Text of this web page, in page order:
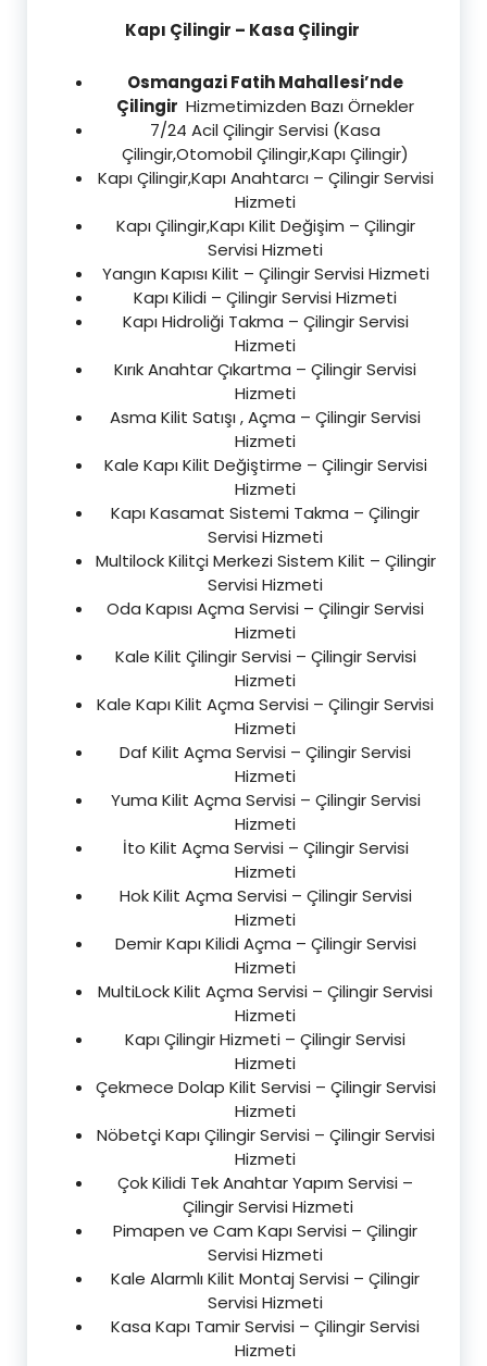
Kapı Çilingir – Kasa Çilingir
Osmangazi Fatih Mahallesi’nde
Çilingir Hizmetimizden Bazı Örnekler
7/24 Acil Çilingir Servisi (Kasa
Çilingir,Otomobil Çilingir,Kapı Çilingir)
Kapı Çilingir,Kapı Anahtarcı – Çilingir Servisi
Hizmeti
Kapı Çilingir,Kapı Kilit Değişim – Çilingir
Servisi Hizmeti
Yangın Kapısı Kilit – Çilingir Servisi Hizmeti
Kapı Kilidi – Çilingir Servisi Hizmeti
Kapı Hidroliği Takma – Çilingir Servisi
Hizmeti
Kırık Anahtar Çıkartma – Çilingir Servisi
Hizmeti
Asma Kilit Satışı , Açma – Çilingir Servisi
Hizmeti
Kale Kapı Kilit Değiştirme – Çilingir Servisi
Hizmeti
Kapı Kasamat Sistemi Takma – Çilingir
Servisi Hizmeti
Multilock Kilitçi Merkezi Sistem Kilit – Çilingir
Servisi Hizmeti
Oda Kapısı Açma Servisi – Çilingir Servisi
Hizmeti
Kale Kilit Çilingir Servisi – Çilingir Servisi
Hizmeti
Kale Kapı Kilit Açma Servisi – Çilingir Servisi
Hizmeti
Daf Kilit Açma Servisi – Çilingir Servisi
Hizmeti
Yuma Kilit Açma Servisi – Çilingir Servisi
Hizmeti
İto Kilit Açma Servisi – Çilingir Servisi
Hizmeti
Hok Kilit Açma Servisi – Çilingir Servisi
Hizmeti
Demir Kapı Kilidi Açma – Çilingir Servisi
Hizmeti
MultiLock Kilit Açma Servisi – Çilingir Servisi
Hizmeti
Kapı Çilingir Hizmeti – Çilingir Servisi
Hizmeti
Çekmece Dolap Kilit Servisi – Çilingir Servisi
Hizmeti
Nöbetçi Kapı Çilingir Servisi – Çilingir Servisi
Hizmeti
Çok Kilidi Tek Anahtar Yapım Servisi –
Çilingir Servisi Hizmeti
Pimapen ve Cam Kapı Servisi – Çilingir
Servisi Hizmeti
Kale Alarmlı Kilit Montaj Servisi – Çilingir
Servisi Hizmeti
Kasa Kapı Tamir Servisi – Çilingir Servisi
Hizmeti